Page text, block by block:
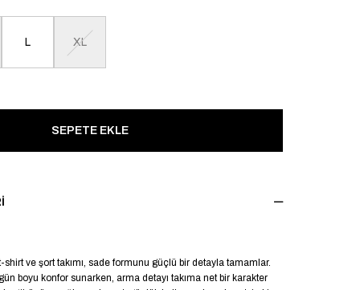
L XL
shirt ve şort takımı, sade formunu güçlü bir detayla tamamlar.
boyu konfor sunarken, arma detayı takıma net bir karakter